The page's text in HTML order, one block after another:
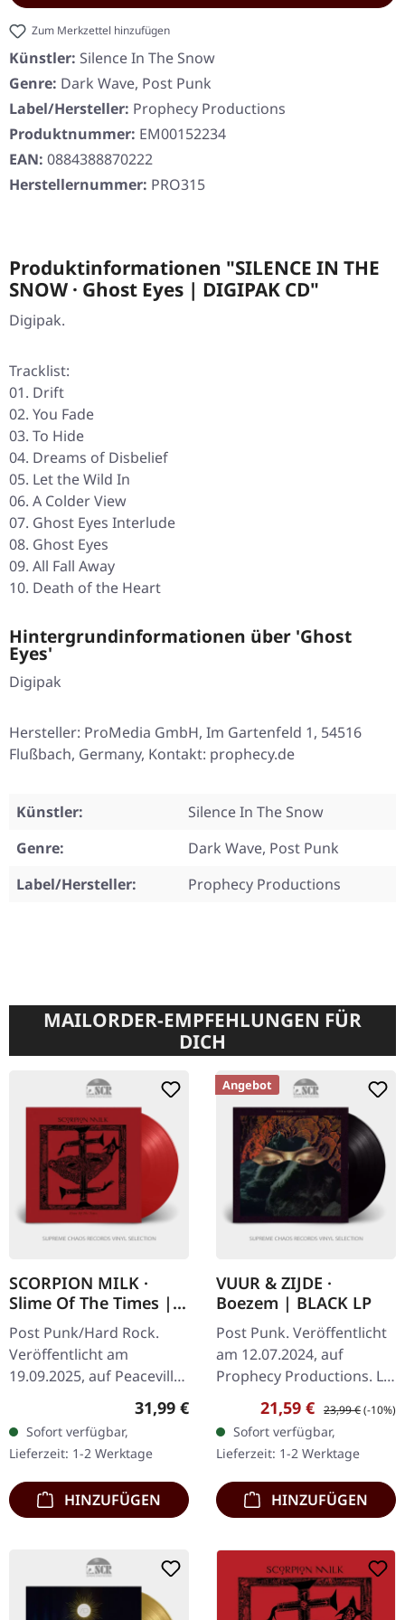
Zum Merkzettel hinzufügen
Künstler: Silence In The Snow
Genre: Dark Wave, Post Punk
Label/Hersteller: Prophecy Productions
Produktnummer: EM00152234
EAN: 0884388870222
Herstellernummer: PRO315
Produktinformationen "SILENCE IN THE
SNOW · Ghost Eyes | DIGIPAK CD"
Digipak.
Tracklist:
01. Drift
02. You Fade
03. To Hide
04. Dreams of Disbelief
05. Let the Wild In
06. A Colder View
07. Ghost Eyes Interlude
08. Ghost Eyes
09. All Fall Away
10. Death of the Heart
Hintergrundinformationen über 'Ghost
Eyes'
Digipak
Hersteller: ProMedia GmbH, Im Gartenfeld 1, 54516
Flußbach, Germany, Kontakt: prophecy.de
Künstler:
Silence In The Snow
Genre:
Dark Wave, Post Punk
Label/Hersteller:
Prophecy Productions
MAILORDER-EMPFEHLUNGEN FÜR
DICH
SCORPION MILK ·
Slime Of The Times |
TRANSPARENT RED LP
Post Punk/Hard Rock.
Veröffentlicht am
19.09.2025, auf Peaceville
Records. Transparent
McNerney hat mit
Scorpion Milk etwas
wahrhaft…
Regulärer Preis:
31,99 €
Sofort verfügbar,
Lieferzeit: 1-2 Werktage
HINZUFÜGEN
Angebot
VUUR & ZIJDE ·
Boezem | BLACK LP
Post Punk. Veröffentlicht
am 12.07.2024, auf
Prophecy Productions. LP
(schwarzes Vinyl) inkl. 2-
stg. Beileger und
Schutzhülle. Das
Debütalbum von…
Verkaufspreis:
21,59 € Regulärer Preis:
23,99 €(-10%)
Sofort verfügbar,
Lieferzeit: 1-2 Werktage
HINZUFÜGEN